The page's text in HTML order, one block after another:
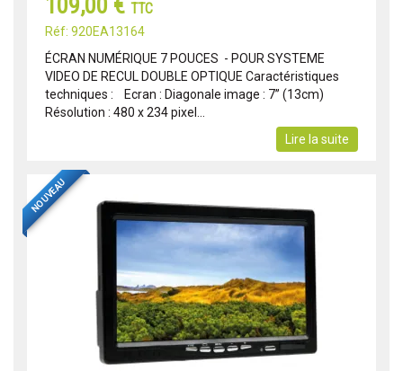
109,00 € TTC
Réf: 920EA13164
ÉCRAN NUMÉRIQUE 7 POUCES - POUR SYSTEME
VIDEO DE RECUL DOUBLE OPTIQUE Caractéristiques
techniques : Ecran : Diagonale image : 7’’ (13cm)
Résolution : 480 x 234 pixel...
Lire la suite
NOUVEAU